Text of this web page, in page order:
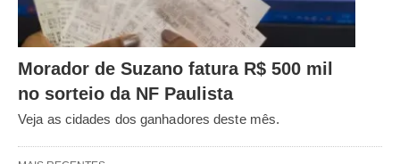
Morador de Suzano fatura R$ 500 mil
no sorteio da NF Paulista
Veja as cidades dos ganhadores deste mês.